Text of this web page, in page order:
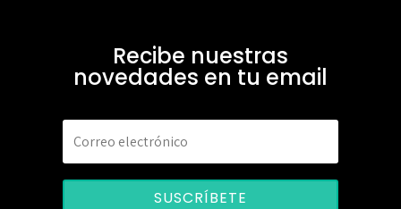
Recibe nuestras
novedades en tu email
SUSCRÍBETE